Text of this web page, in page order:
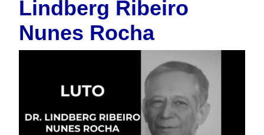
Lindberg Ribeiro
Nunes Rocha